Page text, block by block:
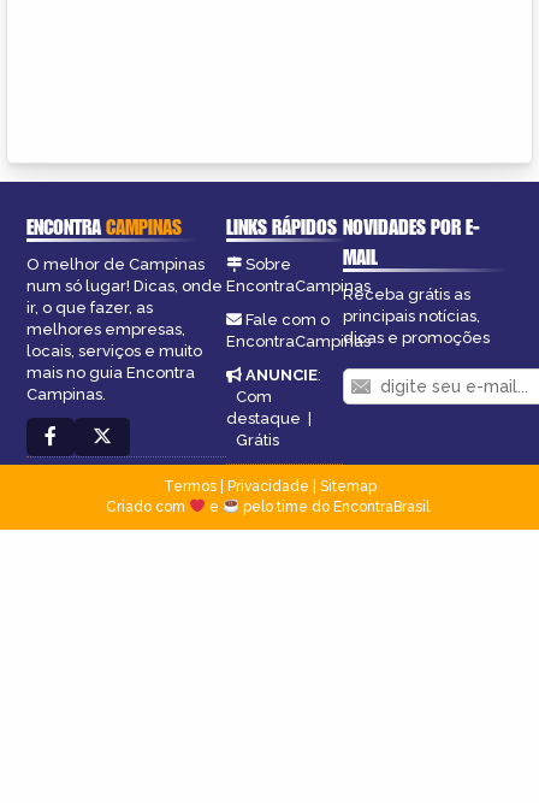
ENCONTRACAMPINAS
O melhor de Campinas
num só lugar! Dicas, onde
ir, o que fazer, as
melhores empresas,
locais, serviços e muito
mais no guia Encontra
Campinas.
LINKS RÁPIDOS
Sobre
EncontraCampinas
Fale com o
EncontraCampinas
ANUNCIE:
Com
destaque |
Grátis
NOVIDADES POR E-
MAIL
Receba grátis as
principais notícias,
dicas e promoções
Termos| Privacidade
Sitemap
Criado com
e pelo time do EncontraBrasil